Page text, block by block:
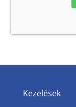
Kezelések